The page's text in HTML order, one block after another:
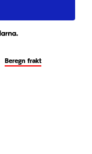
Beregn frakt